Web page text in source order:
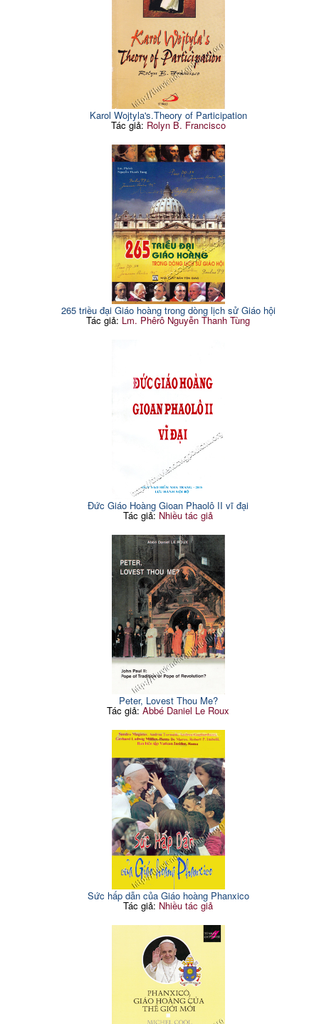
Karol Wojtyla's.Theory of Participation
Tác giả: Rolyn B. Francisco
265 triều đại Giáo hoàng trong dòng lịch sử Giáo hội
Tác giả: Lm. Phêrô Nguyễn Thanh Tùng
Đức Giáo Hoàng Gioan Phaolô II vĩ đại
Tác giả: Nhiều tác giả
Peter, Lovest Thou Me?
Tác giả:Abbé Daniel Le Roux
Sức hấp dẫn của Giáo hoàng Phanxico
Tác giả: Nhiều tác giả